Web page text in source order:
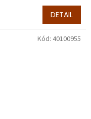
DETAIL
Kód: 40100955